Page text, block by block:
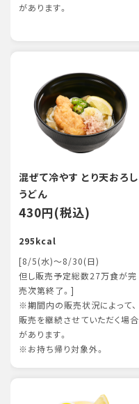
があります。
混ぜて冷やす とり天おろし
うどん
430円(税込)
295kcal
[8/5(水)～8/30(日)
但し販売予定総数27万食が完
売次第終了。]
※期間内の販売状況によって、
販売を継続させていただく場合
があります。
※お持ち帰り対象外。